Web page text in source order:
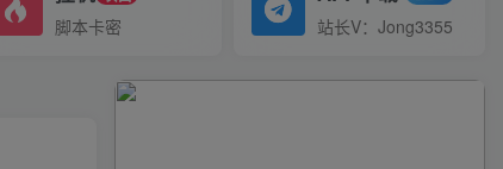
脚本卡密 站长V：Jong3355